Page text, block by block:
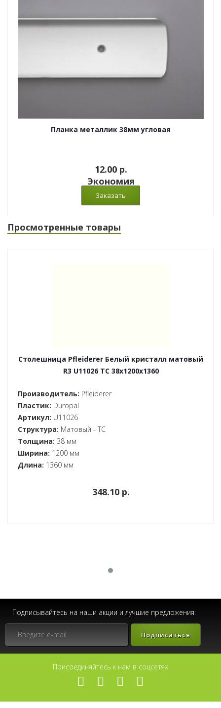
Планка металлик 38мм угловая
12.00 p.
Экономия
Просмотренные товары
Столешница Pfleiderer Белый кристалл матовый
R3 U11026 TC 38x1200x1360
Производитель: Pfleiderer
Пластик: Duropal
Артикул: U11026
Структура: Матовый - TC
Толщина: 38 мм
Ширина: 1200 мм
Длина: 1360 мм
348.10 p.
Подписывайтесь на наши акции и лучшие предложения:
Подписаться
Присоединяйтесь к нам в соцсетях